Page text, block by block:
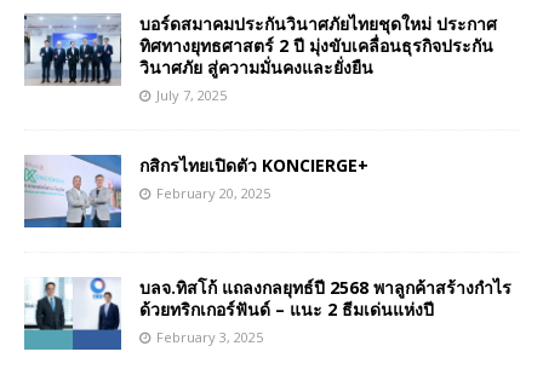
บอร์ดสมาคมประกันวินาศภัยไทยชุดใหม่ ประกาศ
ทิศทางยุทธศาสตร์ 2 ปี มุ่งขับเคลื่อนธุรกิจประกัน
วินาศภัย สู่ความมั่นคงและยั่งยืน
July 7, 2025
กสิกรไทยเปิดตัว KONCIERGE+
February 20, 2025
บลจ.ทิสโก้ แถลงกลยุทธ์ปี 2568 พาลูกค้าสร้างกำไร
ด้วยทริกเกอร์ฟันด์ – แนะ 2 ธีมเด่นแห่งปี
February 3, 2025